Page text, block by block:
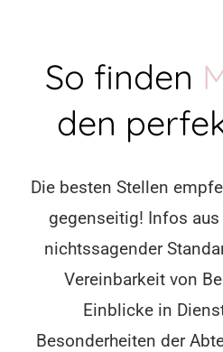
So finden
den
Die besten Stellen
gegenseitig! Infos
nichtssagender
Vereinbarkeit von
Einblicke in
Besonderheiten der